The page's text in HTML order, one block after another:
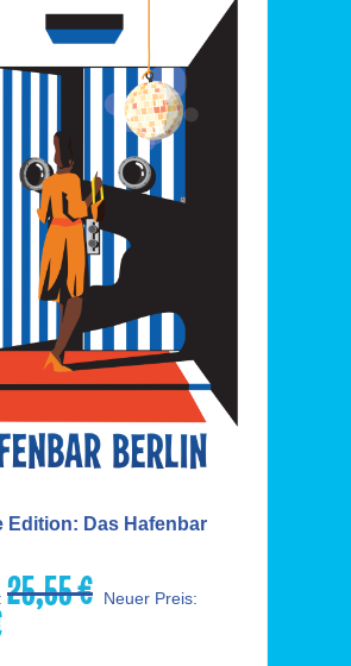
Edition: Das Hafenbar
25,55€
Ursprünglicher
Neuer Preis:
Aktueller